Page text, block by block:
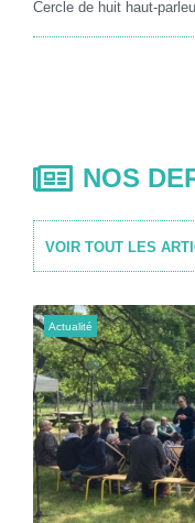
Cercle de huit haut-
NOS
VOIR TOUT LES
Actualité